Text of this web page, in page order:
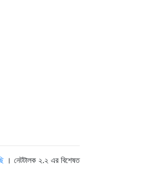
। নেটটালক ২.২ এর বিশেষত